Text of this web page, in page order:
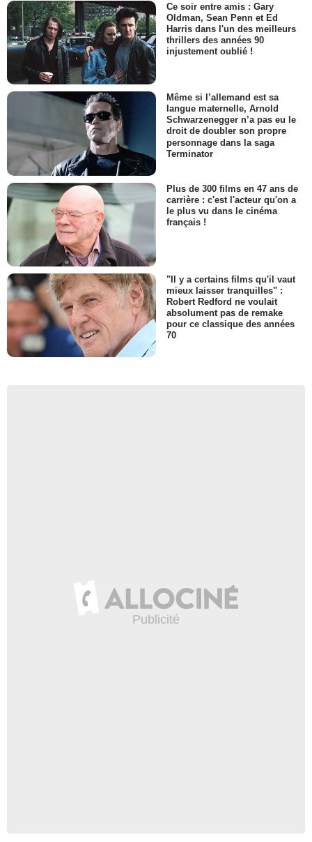
Ce soir entre amis : Gary
Oldman, Sean Penn et Ed
Harris dans l'un des meilleurs
thrillers des années 90
injustement oublié !
Même si l’allemand est sa
langue maternelle, Arnold
Schwarzenegger n’a pas eu le
droit de doubler son propre
personnage dans la saga
Terminator
Plus de 300 films en 47 ans de
carrière : c'est l'acteur qu'on a
le plus vu dans le cinéma
français !
"Il y a certains films qu'il vaut
mieux laisser tranquilles" :
Robert Redford ne voulait
absolument pas de remake
pour ce classique des années
70